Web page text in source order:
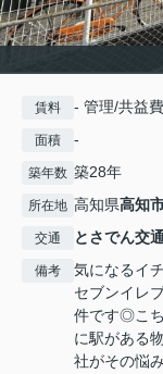
賃料 - 管理/共益
面積 -
築年数 築28年
所在地 高知県高知
交通 とさでん交
備考
気になるイ
セブンイレ
件です◎こ
に駅がある
社がその悩